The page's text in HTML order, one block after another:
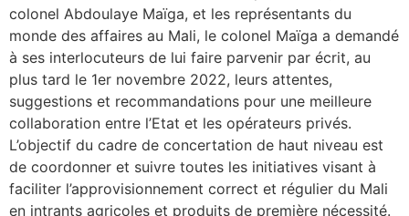
colonel Abdoulaye Maïga, et les représentants du
monde des affaires au Mali, le colonel Maïga a demandé
à ses interlocuteurs de lui faire parvenir par écrit, au
plus tard le 1er novembre 2022, leurs attentes,
suggestions et recommandations pour une meilleure
collaboration entre l’Etat et les opérateurs privés.
L’objectif du cadre de concertation de haut niveau est
de coordonner et suivre toutes les initiatives visant à
faciliter l’approvisionnement correct et régulier du Mali
en intrants agricoles et produits de première nécessité.